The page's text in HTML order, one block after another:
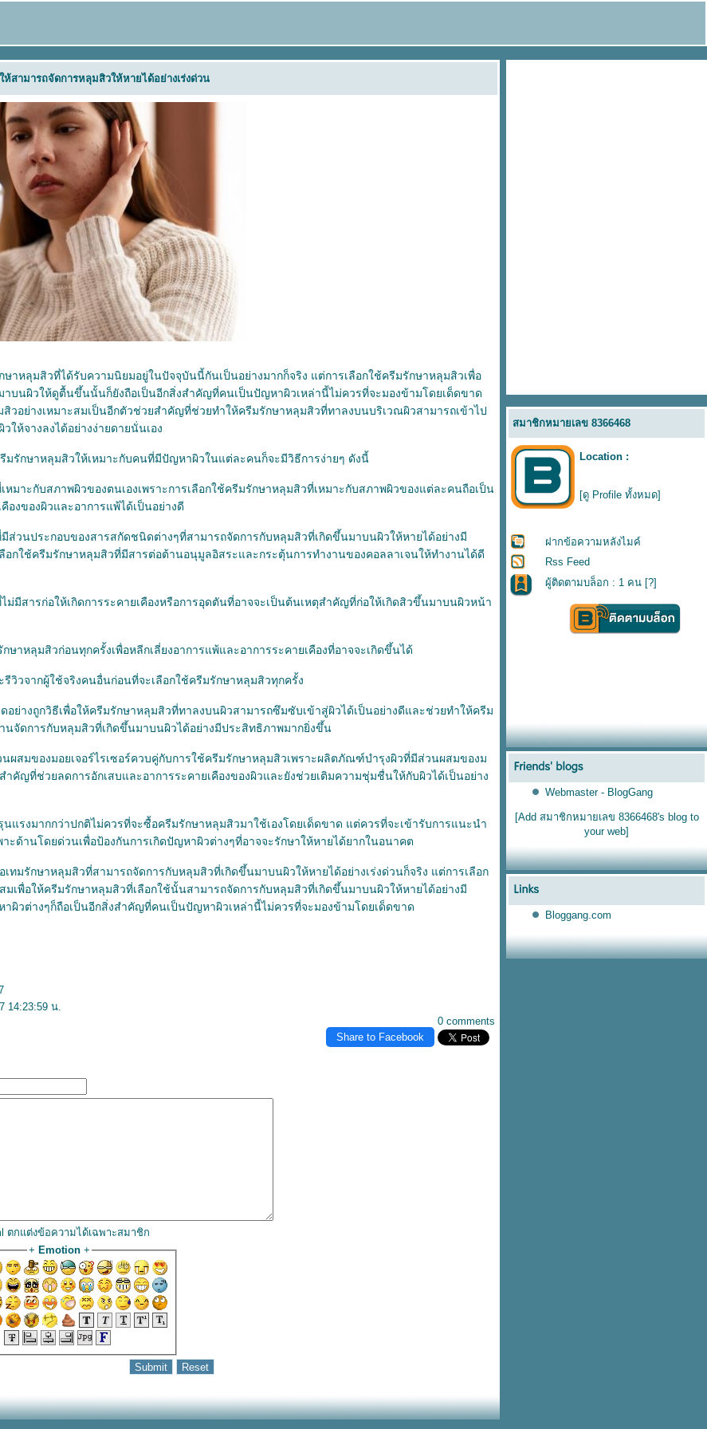
สามารถจัดการหลุมสิวให้หายได้อย่างเร่งด่วน
ษาหลุมสิวที่ได้รับความนิยมอยู่ในปัจจุบันนี้กันเป็นอย่างมากก็จริง แต่การเลือกใช้ครีมรักษาหลุมสิวเพื่อ
บนผิวให้ดูตื้นขึ้นนั้นก็ยังถือเป็นอีกสิ่งสำคัญที่คนเป็นปัญหาผิวเหล่านี้ไม่ควรที่จะมองข้ามโดยเด็ดขาด
สิวอย่างเหมาะสมเป็นอีกตัวช่วยสำคัญที่ช่วยทำให้ครีมรักษาหลุมสิวที่ทาลงบนบริเวณผิวสามารถเข้าไป
ห้จางลงได้อย่างง่ายดายนั่นเอง
รักษาหลุมสิวให้เหมาะกับคนที่มีปัญหาผิวในแต่ละคนก็จะมีวิธีการง่ายๆ ดังนี้
หมาะกับสภาพผิวของตนเองเพราะการเลือกใช้ครีมรักษาหลุมสิวที่เหมาะกับสภาพผิวของแต่ละคนถือเป็น
งของผิวและอาการแพ้ได้เป็นอย่างดี
ส่วนประกอบของสารสกัดชนิดต่างๆที่สามารถจัดการกับหลุมสิวที่เกิดขึ้นมาบนผิวให้หายได้อย่างมี
อกใช้ครีมรักษาหลุมสิวที่มีสารต่อต้านอนุมูลอิสระและกระตุ้นการทำงานของคอลลาเจนให้ทำงานได้ดี
ม่มีสารก่อให้เกิดการระคายเคืองหรือการอุดตันที่อาจจะเป็นต้นเหตุสำคัญที่ก่อให้เกิดสิวขึ้นมาบนผิวหน้า
ษาหลุมสิวก่อนทุกครั้งเพื่อหลีกเลี่ยงอาการแพ้และอาการระคายเคืองที่อาจจะเกิดขึ้นได้
วิวจากผู้ใช้จริงคนอื่นก่อนที่จะเลือกใช้ครีมรักษาหลุมสิวทุกครั้ง
อย่างถูกวิธีเพื่อให้ครีมรักษาหลุมสิวที่ทาลงบนผิวสามารถซึมซับเข้าสู่ผิวได้เป็นอย่างดีและช่วยทำให้ครีม
นจัดการกับหลุมสิวที่เกิดขึ้นมาบนผิวได้อย่างมีประสิทธิภาพมากยิ่งขึ้น
สมของมอยเจอร์ไรเซอร์ควบคู่กับการใช้ครีมรักษาหลุมสิวเพราะผลิตภัณฑ์บำรุงผิวที่มีส่วนผสมของม
ำคัญที่ช่วยลดการอักเสบและอาการระคายเคืองของผิวและยังช่วยเติมความชุ่มชื่นให้กับผิวได้เป็นอย่าง
แรงมากกว่าปกติไม่ควรที่จะซื้อครีมรักษาหลุมสิวมาใช้เองโดยเด็ดขาด แต่ควรที่จะเข้ารับการแนะนำ
ะด้านโดยด่วนเพื่อป้องกันการเกิดปัญหาผิวต่างๆที่อาจจะรักษาให้หายได้ยากในอนาคต
ทมรักษาหลุมสิวที่สามารถจัดการกับหลุมสิวที่เกิดขึ้นมาบนผิวให้หายได้อย่างเร่งด่วนก็จริง แต่การเลือก
เพื่อให้ครีมรักษาหลุมสิวที่เลือกใช้นั้นสามารถจัดการกับหลุมสิวที่เกิดขึ้นมาบนผิวให้หายได้อย่างมี
ผิวต่างๆก็ถือเป็นอีกสิ่งสำคัญที่คนเป็นปัญหาผิวเหล่านี้ไม่ควรที่จะมองข้ามโดยเด็ดขาด
14:23:59 น.
0 comments
Share to Facebook
ตกแต่งข้อความได้เฉพาะสมาชิก
+ Emotion+
สมาชิกหมายเลข 8366468
Location :
[ดู Profile ทั้งหมด]
ฝากข้อความหลังไมค์
Rss Feed
ผู้ติดตามบล็อก : 1 คน [?]
Webmaster - BlogGang
[Add สมาชิกหมายเลข 8366468's blog to
your web]
Bloggang.com